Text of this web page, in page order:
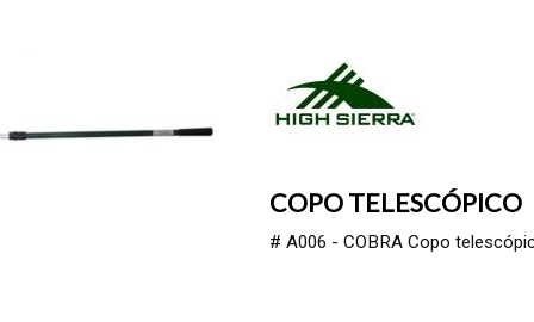
COPO TELESCÓPICO
# A006 - COBRA Copo